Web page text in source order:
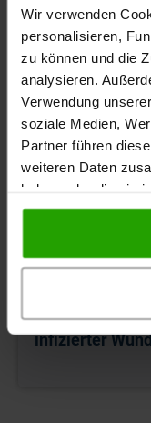
Wir verwenden
personalisieren,
zu können und die
analysieren.
Verwendung
soziale Medien,
Partner führen
weiteren Daten
haben oder die sie
gesammelt haben.
Handout:
infizierter